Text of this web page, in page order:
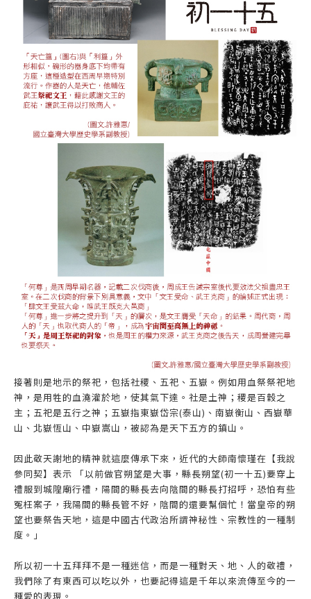
接著則是地示的祭祀，包括社稷、五祀、五嶽。例如用血祭祭祀地
神，是用牲的血澆灌於地，使其氣下達。社是土神；稷是百穀之
主；五祀是五行之神；五嶽指東嶽岱宗(泰山)、南嶽衡山、西嶽華
山、北嶽恆山、中嶽嵩山，被認為是天下五方的鎮山。
因此敬天謝地的精神就這麼傳承下來，近代的大師南懷瑾在【我說
參同契】表示 「以前做官朔望是大事，縣長朔望(初一十五)要穿上
禮服到城隍廟行禮，陽間的縣長去向陰間的縣長打招呼，恐怕有些
冤枉案子，我陽間的縣長管不好，陰間的還要幫個忙！當皇帝的朔
望也要祭告天地，這是中國古代政治所謂神秘性、宗教性的一種制
度。」
所以初一十五拜拜不是一種迷信，而是一種對天、地、人的敬禮，
我們除了有東西可以吃以外，也要記得這是千年以來流傳至今的一
種愛的表現。